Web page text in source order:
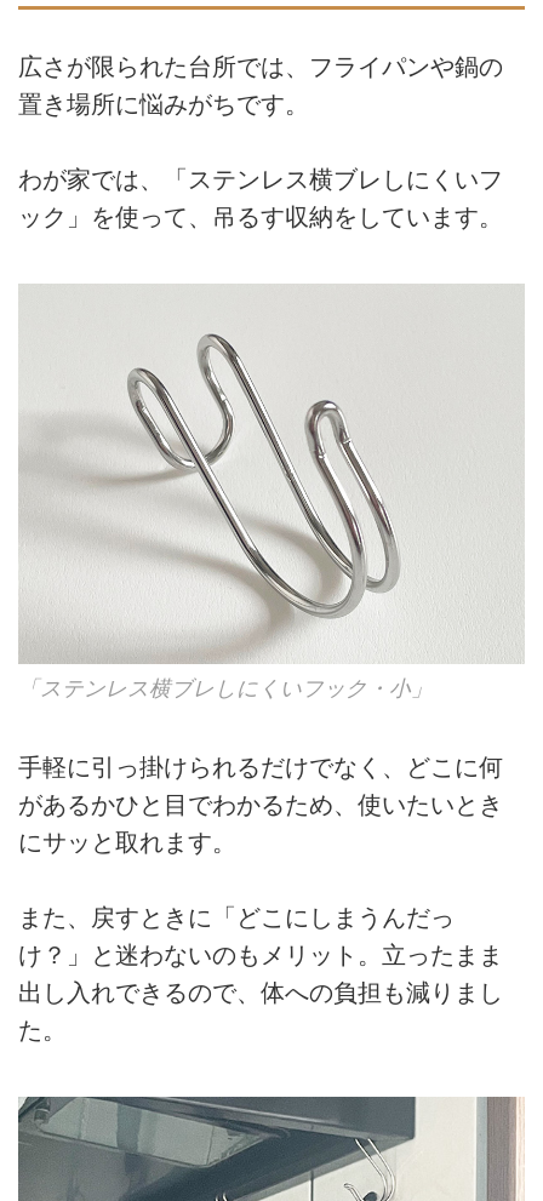
広さが限られた台所では、フライパンや鍋の
置き場所に悩みがちです。
わが家では、「ステンレス横ブレしにくいフ
ック」を使って、吊るす収納をしています。
「ステンレス横ブレしにくいフック・小」
手軽に引っ掛けられるだけでなく、どこに何
があるかひと目でわかるため、使いたいとき
にサッと取れます。
また、戻すときに「どこにしまうんだっ
け？」と迷わないのもメリット。立ったまま
出し入れできるので、体への負担も減りまし
た。